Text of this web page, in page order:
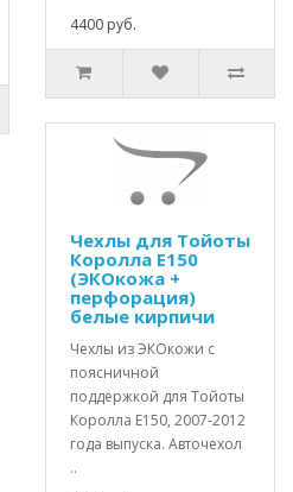
4400 руб.
Чехлы для Тойоты
Королла Е150
(ЭКОкожа +
перфорация)
белые кирпичи
Чехлы из ЭКОкожи с
поясничной
поддержкой для Тойоты
Королла Е150, 2007-2012
года выпуска. Авточехол
..